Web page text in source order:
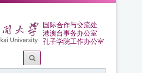
国际合作与交流处
港澳台事务办公室
孔子学院工作办公室